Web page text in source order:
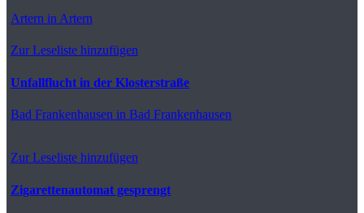
Artern in Artern
Zur Leseliste hinzufügen
Unfallflucht in der Klosterstraße
Bad Frankenhausen in Bad Frankenhausen
Zur Leseliste hinzufügen
Zigarettenautomat gesprengt